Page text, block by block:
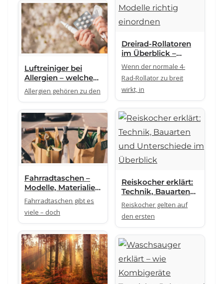
Dreirad-Rollatoren
im Überblick –
schmale & wendige
Modelle richtig
einordnen
Wenn der normale 4-
Rad-Rollator zu breit
wirkt, in
Luftreiniger bei
Allergien – welche
Geräte gegen Pollen
und Tierhaare
Allergien gehören zu den
Reiskocher erklärt:
Technik, Bauarten
und Unterschiede
im Überblick
Reiskocher gelten auf
den ersten
Fahrradtaschen –
Modelle, Materialien
und technische
Unterschiede im
Überblick
Fahrradtaschen gibt es
viele – doch